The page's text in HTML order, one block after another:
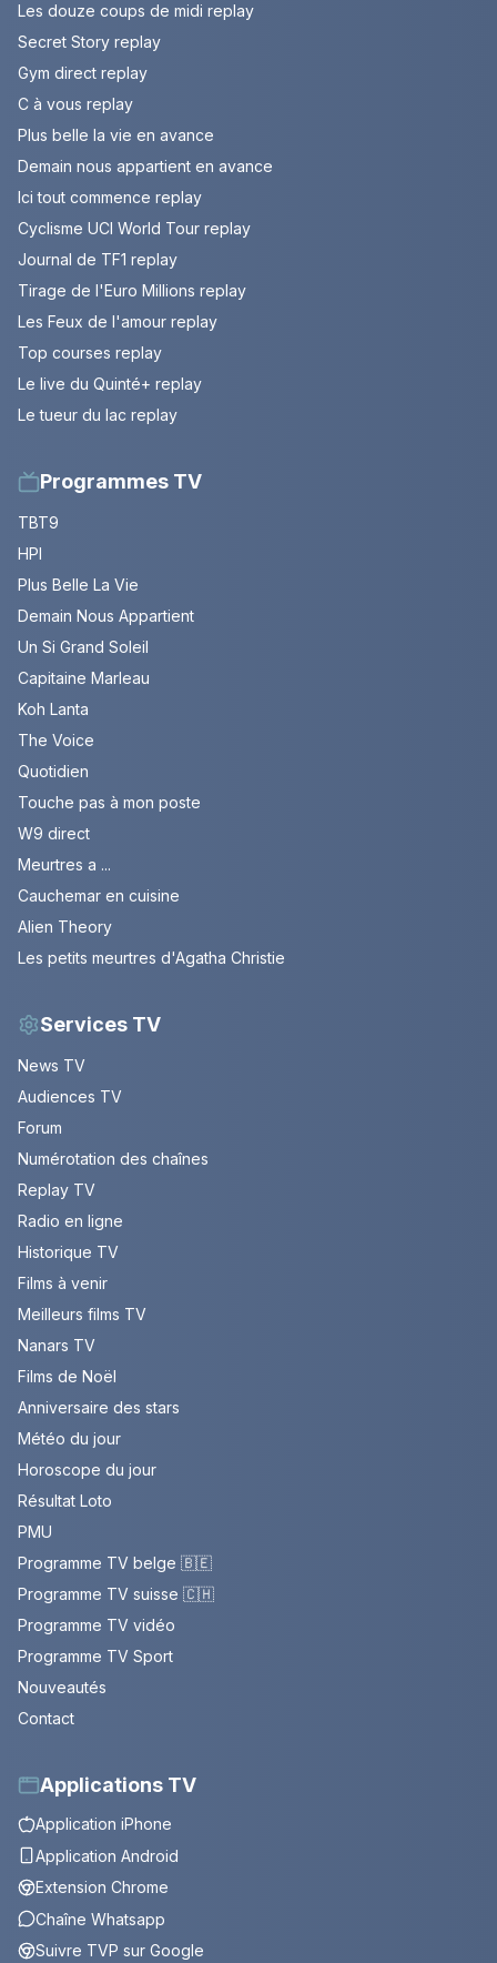
Les douze coups de midi replay
Secret Story replay
Gym direct replay
C à vous replay
Plus belle la vie en avance
Demain nous appartient en avance
Ici tout commence replay
Cyclisme UCI World Tour replay
Journal de TF1 replay
Tirage de l'Euro Millions replay
Les Feux de l'amour replay
Top courses replay
Le live du Quinté+ replay
Le tueur du lac replay
Programmes TV
TBT9
HPI
Plus Belle La Vie
Demain Nous Appartient
Un Si Grand Soleil
Capitaine Marleau
Koh Lanta
The Voice
Quotidien
Touche pas à mon poste
W9 direct
Meurtres a ...
Cauchemar en cuisine
Alien Theory
Les petits meurtres d'Agatha Christie
Services TV
News TV
Audiences TV
Forum
Numérotation des chaînes
Replay TV
Radio en ligne
Historique TV
Films à venir
Meilleurs films TV
Nanars TV
Films de Noël
Anniversaire des stars
Météo du jour
Horoscope du jour
Résultat Loto
PMU
Programme TV belge 🇧🇪
Programme TV suisse 🇨🇭
Programme TV vidéo
Programme TV Sport
Nouveautés
Contact
Applications TV
Application iPhone
Application Android
Extension Chrome
Chaîne Whatsapp
Suivre TVP sur Google